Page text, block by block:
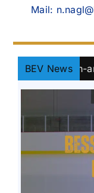
Mail:
BEV News